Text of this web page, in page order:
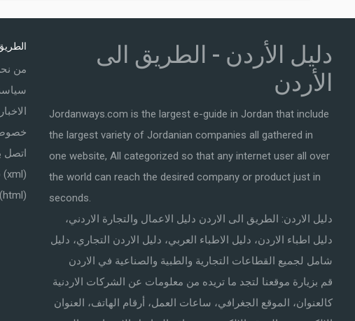
دليل الأردن - الطريق الى
الأردن
Jordanways.com is the largest e-guide in Jordan that include
the largest variety of Jordanian companies all gathered in
one website, All categorized so that any internet user all over
the world can reach the desired company or product just in
seconds.
دليل الاردن: الطريق الى الاردن دليل الاعمال والتجارة الاردني،
دليل اطباء الاردن، دليل الاطباء العربي، دليل الاردن التجاري، دليل
شامل لجميع القطاعات التجارية والطبية والصناعية في الاردن
قم بزيارة موقعنا لتجد ما تريده من معلومات عن الشركات الاردنية
كالعنوان، الموقع الجغرافي، ساعات العمل، أرقام الهاتف، العنوان
من
اتصل
(xml)